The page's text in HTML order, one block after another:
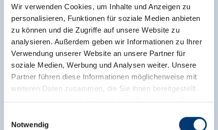
Wir verwenden Cookies, um Inhalte und Anzeigen zu
personalisieren, Funktionen für soziale Medien anbieten
zu können und die Zugriffe auf unsere Website zu
analysieren. Außerdem geben wir Informationen zu Ihrer
Verwendung unserer Website an unsere Partner für
soziale Medien, Werbung und Analysen weiter. Unsere
Partner führen diese Informationen möglicherweise mit
weiteren Daten zusammen, die Sie ihnen bereitgestellt
haben oder die sie im Rahmen Ihrer Nutzung der Dienste
Notwendig